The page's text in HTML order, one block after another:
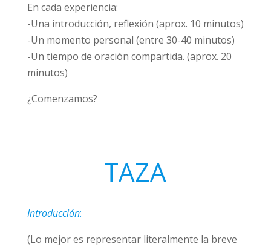
En cada experiencia:
-Una introducción, reflexión (aprox. 10 minutos)
-Un momento personal (entre 30-40 minutos)
-Un tiempo de oración compartida. (aprox. 20
minutos)
¿Comenzamos?
TAZA
Introducción:
(Lo mejor es representar literalmente la breve